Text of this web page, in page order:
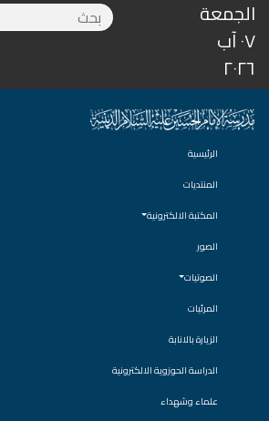
الجمعة
٠٧ آب
٢٠٢٦
الرئيسية
المنتديات
المكتبة الالكترونية
الصور
الصوتيات
المرئيات
الزيارة بالانابة
الدراسة الحوزوية الالكترونية
علماء وشهداء